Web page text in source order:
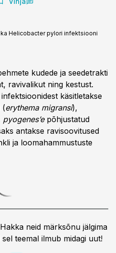
Helicobacter pylori infektsiooni
kudede ja seedetrakti
ravivalikut ning kestust.
käsitletakse
(erythema migransi),
pyogenes’epõhjustatud
antakse ravisoovitused
ja loomahammustuste
Hakka neid märksõnu jälgima
teemal ilmub midagi uut!